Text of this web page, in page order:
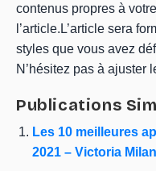
contenus propres à
l’article.L’article sera
styles que vous avez
N’hésitez pas à ajuster
Publications
Les 10 meilleures
2021 – Victoria Milan